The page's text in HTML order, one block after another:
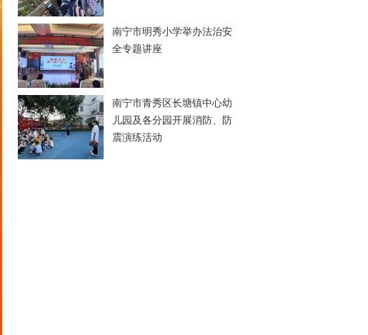
南宁市明秀小学举办法治安
全专题讲座
南宁市青秀区长塘镇中心幼
儿园及各分园开展消防、防
震演练活动